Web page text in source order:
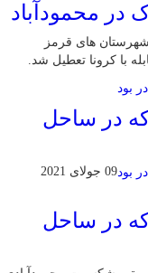
در محمودآباد
شهر‌ستان های قرمز
با کرونا تعطیل شد.
در ساحل
09 جولای 2021
در ساحل